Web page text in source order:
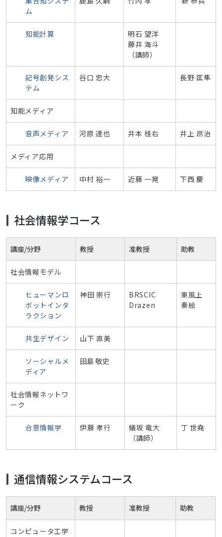
ム
知能計算
明石 望洋
藤井 海斗
（講師）
記号創発シス
テム
谷口 忠大 長野 匡隼
知能メディア
音声メディア 河原 達也 井本 桂右 井上 昂治
メディア応用
映像メディア 中村 裕一 近藤 一晃 下西 慶
社会情報学コース
講座/分野 教授 准教授 助教
社会情報モデル
ヒューマンロ
ボットインタ
ラクション
神田 崇行
BRSCIC
Drazen
東風上
奏絵
共生デザイン 山下 直美
ソーシャルメ
ディア
田島 敬史
社会情報ネットワ
ーク
合意情報学 伊藤 孝行
蟻坂 竜大
（講師）
丁 世堯
通信情報システムコース
講座/分野 教授 准教授 助教
コンピュータ工学